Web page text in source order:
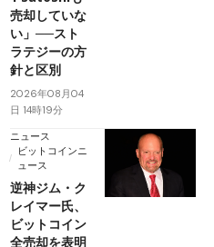
売却していな
い」──スト
ラテジーの方
針と区別
2026年08月04
日 14時19分
ニュース
ビットコインニ
ュース
逆神ジム・ク
レイマー氏、
ビットコイン
全売却を表明